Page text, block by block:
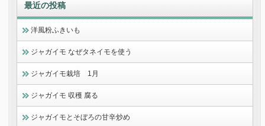
最近の投稿
洋風粉ふきいも
ジャガイモ なぜタネイモを使う
ジャガイモ栽培 1月
ジャガイモ 収穫 腐る
ジャガイモとそぼろの甘辛炒め